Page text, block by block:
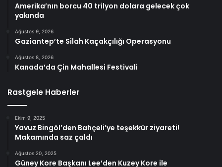
Amerika’nın borcu 40 trilyon dolara gelecek çok
yakında
Ağustos 9, 2026
Gaziantep’te Silah Kaçakçılığı Operasyonu
Ağustos 8, 2026
Kanada’da Çin Mahallesi Festivali
Rastgele Haberler
Ekim 9, 2025
Yavuz Bingöl’den Bahçeli’ye teşekkür ziyareti!
Makamında saz çaldı
Ağustos 20, 2025
Güney Kore Başkanı Lee’den Kuzey Kore ile